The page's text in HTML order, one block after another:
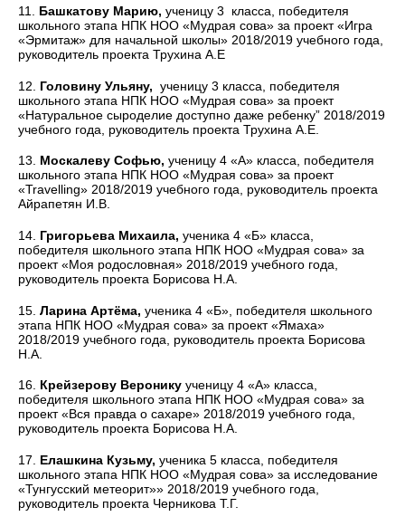
11. Башкатову Марию, ученицу 3 класса, победителя
школьного этапа НПК НОО «Мудрая сова» за проект «Игра
«Эрмитаж» для начальной школы» 2018/2019 учебного года,
руководитель проекта Трухина А.Е
12. Головину Ульяну, ученицу 3 класса, победителя
школьного этапа НПК НОО «Мудрая сова» за проект
«Натуральное сыроделие доступно даже ребенку” 2018/2019
учебного года, руководитель проекта Трухина А.Е.
13. Москалеву Софью, ученицу 4 «А» класса, победителя
школьного этапа НПК НОО «Мудрая сова» за проект
«Travelling» 2018/2019 учебного года, руководитель проекта
Айрапетян И.В.
14. Григорьева Михаила, ученика 4 «Б» класса,
победителя школьного этапа НПК НОО «Мудрая сова» за
проект «Моя родословная» 2018/2019 учебного года,
руководитель проекта Борисова Н.А.
15. Ларина Артёма, ученика 4 «Б», победителя школьного
этапа НПК НОО «Мудрая сова» за проект «Ямаха»
2018/2019 учебного года, руководитель проекта Борисова
Н.А.
16. Крейзерову Веронику ученицу 4 «А» класса,
победителя школьного этапа НПК НОО «Мудрая сова» за
проект «Вся правда о сахаре» 2018/2019 учебного года,
руководитель проекта Борисова Н.А.
17. Елашкина Кузьму, ученика 5 класса, победителя
школьного этапа НПК НОО «Мудрая сова» за исследование
«Тунгусский метеорит»» 2018/2019 учебного года,
руководитель проекта Черникова Т.Г.